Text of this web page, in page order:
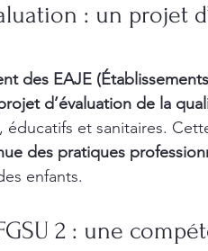
: un projet
des EAJE
d’évaluation de la
et sanitaires.
des pratiques
enfants.
2 : une